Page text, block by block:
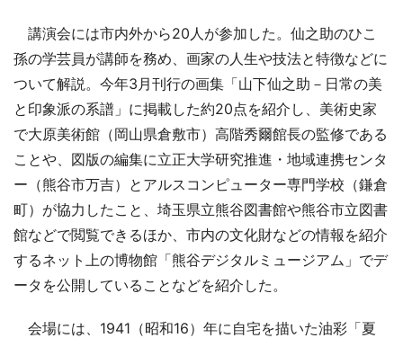
講演会には市内外から20人が参加した。仙之助のひこ
孫の学芸員が講師を務め、画家の人生や技法と特徴などに
ついて解説。今年3月刊行の画集「山下仙之助－日常の美
と印象派の系譜」に掲載した約20点を紹介し、美術史家
で大原美術館（岡山県倉敷市）高階秀爾館長の監修である
ことや、図版の編集に立正大学研究推進・地域連携センタ
ー（熊谷市万吉）とアルスコンピューター専門学校（鎌倉
町）が協力したこと、埼玉県立熊谷図書館や熊谷市立図書
館などで閲覧できるほか、市内の文化財などの情報を紹介
するネット上の博物館「熊谷デジタルミュージアム」でデ
ータを公開していることなどを紹介した。
会場には、1941（昭和16）年に自宅を描いた油彩「夏